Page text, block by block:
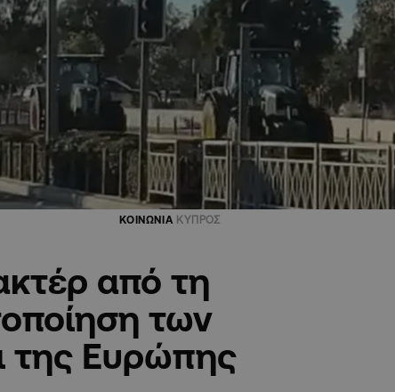
ΚΟΙΝΩΝΙΑ ΚΥΠΡΟΣ
από τη
των
της Ευρώπης